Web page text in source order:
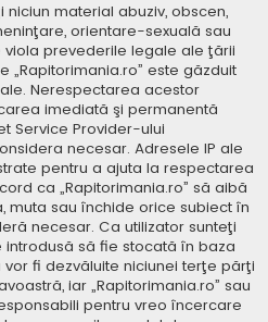
material abuziv, obscen,
orientare-sexuală sau
prevederile legale ale ţării
„Rapitorimania.ro” este găzduit
Nerespectarea acestor
imediată şi permanentă
Service Provider-ului
necesar. Adresele IP ale
pentru a ajuta la respectarea
ca „Rapitorimania.ro” să aibă
muta sau închide orice subiect în
necesar. Ca utilizator sunteţi
să fie stocată în baza
fi dezvăluite niciunei terţe părţi
iar „Rapitorimania.ro” sau
pentru vreo încercare